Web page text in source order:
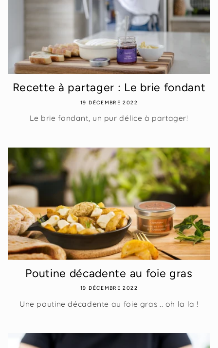
Recette à partager : Le brie fondant
19 DÉCEMBRE 2022
Le brie fondant, un pur délice à partager!
Poutine décadente au foie gras
19 DÉCEMBRE 2022
Une poutine décadente au foie gras .. oh la la !